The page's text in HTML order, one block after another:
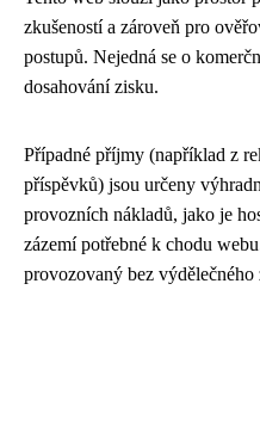
zkušeností a zároveň pro
postupů. Nejedná se o
dosahování zisku.
Případné příjmy (například z
příspěvků) jsou určeny
provozních nákladů, jako je
zázemí potřebné k chodu
provozovaný bez výdělečného